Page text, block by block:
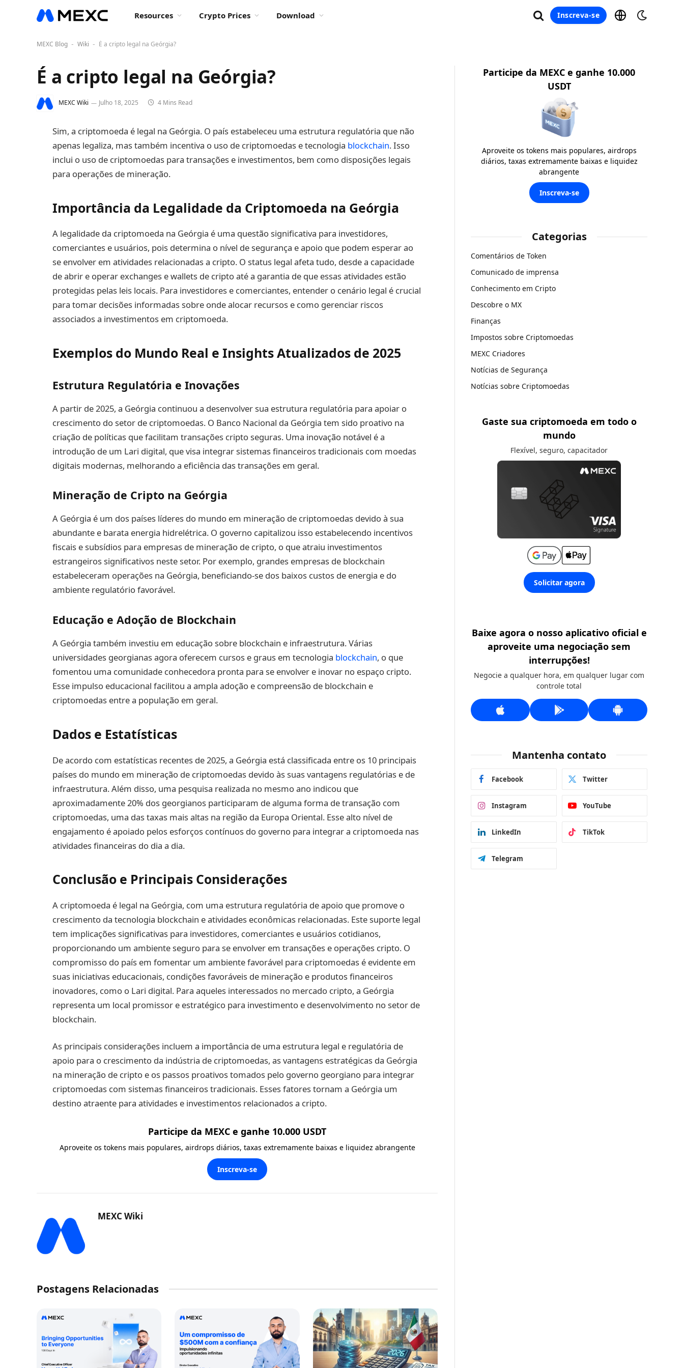
Resources Crypto Prices Download Inscreva-se
MEXC Blog - Wiki - É a cripto legal na Geórgia?
É a cripto legal na Geórgia?
MEXC Wiki Julho 18, 2025 4 Mins Read
Sim, a criptomoeda é legal na Geórgia. O país estabeleceu uma estrutura regulatória que não
apenas legaliza, mas também incentiva o uso de criptomoedas e tecnologia blockchain. Isso
inclui o uso de criptomoedas para transações e investimentos, bem como disposições legais
para operações de mineração.
Importância da Legalidade da Criptomoeda na Geórgia
A legalidade da criptomoeda na Geórgia é uma questão significativa para investidores,
comerciantes e usuários, pois determina o nível de segurança e apoio que podem esperar ao
se envolver em atividades relacionadas a cripto. O status legal afeta tudo, desde a capacidade
de abrir e operar exchanges e wallets de cripto até a garantia de que essas atividades estão
protegidas pelas leis locais. Para investidores e comerciantes, entender o cenário legal é crucial
para tomar decisões informadas sobre onde alocar recursos e como gerenciar riscos
associados a investimentos em criptomoeda.
Exemplos do Mundo Real e Insights Atualizados de 2025
Estrutura Regulatória e Inovações
A partir de 2025, a Geórgia continuou a desenvolver sua estrutura regulatória para apoiar o
crescimento do setor de criptomoedas. O Banco Nacional da Geórgia tem sido proativo na
criação de políticas que facilitam transações cripto seguras. Uma inovação notável é a
introdução de um Lari digital, que visa integrar sistemas financeiros tradicionais com moedas
digitais modernas, melhorando a eficiência das transações em geral.
Mineração de Cripto na Geórgia
A Geórgia é um dos países líderes do mundo em mineração de criptomoedas devido à sua
abundante e barata energia hidrelétrica. O governo capitalizou isso estabelecendo incentivos
fiscais e subsídios para empresas de mineração de cripto, o que atraiu investimentos
estrangeiros significativos neste setor. Por exemplo, grandes empresas de blockchain
estabeleceram operações na Geórgia, beneficiando-se dos baixos custos de energia e do
ambiente regulatório favorável.
Educação e Adoção de Blockchain
A Geórgia também investiu em educação sobre blockchain e infraestrutura. Várias
universidades georgianas agora oferecem cursos e graus em tecnologia blockchain, o que
fomentou uma comunidade conhecedora pronta para se envolver e inovar no espaço cripto.
Esse impulso educacional facilitou a ampla adoção e compreensão de blockchain e
criptomoedas entre a população em geral.
Dados e Estatísticas
De acordo com estatísticas recentes de 2025, a Geórgia está classificada entre os 10 principais
países do mundo em mineração de criptomoedas devido às suas vantagens regulatórias e de
infraestrutura. Além disso, uma pesquisa realizada no mesmo ano indicou que
aproximadamente 20% dos georgianos participaram de alguma forma de transação com
criptomoedas, uma das taxas mais altas na região da Europa Oriental. Esse alto nível de
engajamento é apoiado pelos esforços contínuos do governo para integrar a criptomoeda nas
atividades financeiras do dia a dia.
Conclusão e Principais Considerações
A criptomoeda é legal na Geórgia, com uma estrutura regulatória de apoio que promove o
crescimento da tecnologia blockchain e atividades econômicas relacionadas. Este suporte legal
tem implicações significativas para investidores, comerciantes e usuários cotidianos,
proporcionando um ambiente seguro para se envolver em transações e operações cripto. O
compromisso do país em fomentar um ambiente favorável para criptomoedas é evidente em
suas iniciativas educacionais, condições favoráveis de mineração e produtos financeiros
inovadores, como o Lari digital. Para aqueles interessados no mercado cripto, a Geórgia
representa um local promissor e estratégico para investimento e desenvolvimento no setor de
blockchain.
As principais considerações incluem a importância de uma estrutura legal e regulatória de
apoio para o crescimento da indústria de criptomoedas, as vantagens estratégicas da Geórgia
na mineração de cripto e os passos proativos tomados pelo governo georgiano para integrar
criptomoedas com sistemas financeiros tradicionais. Esses fatores tornam a Geórgia um
destino atraente para atividades e investimentos relacionados a cripto.
Participe da MEXC e ganhe 10.000 USDT
Aproveite os tokens mais populares, airdrops diários, taxas extremamente baixas e liquidez abrangente
Inscreva-se
MEXC Wiki
Postagens Relacionadas
Participe da MEXC e ganhe 10.000
USDT
Aproveite os tokens mais populares, airdrops
diários, taxas extremamente baixas e liquidez
abrangente
Inscreva-se
Categorias
Comentários de Token
Comunicado de imprensa
Conhecimento em Cripto
Descobre o MX
Finanças
Impostos sobre Criptomoedas
MEXC Criadores
Notícias de Segurança
Notícias sobre Criptomoedas
Gaste sua criptomoeda em todo o
mundo
Flexível, seguro, capacitador
Solicitar agora
Baixe agora o nosso aplicativo oficial e
aproveite uma negociação sem
interrupções!
Negocie a qualquer hora, em qualquer lugar com
controle total
Mantenha contato
Facebook Twitter
Instagram YouTube
LinkedIn TikTok
Telegram